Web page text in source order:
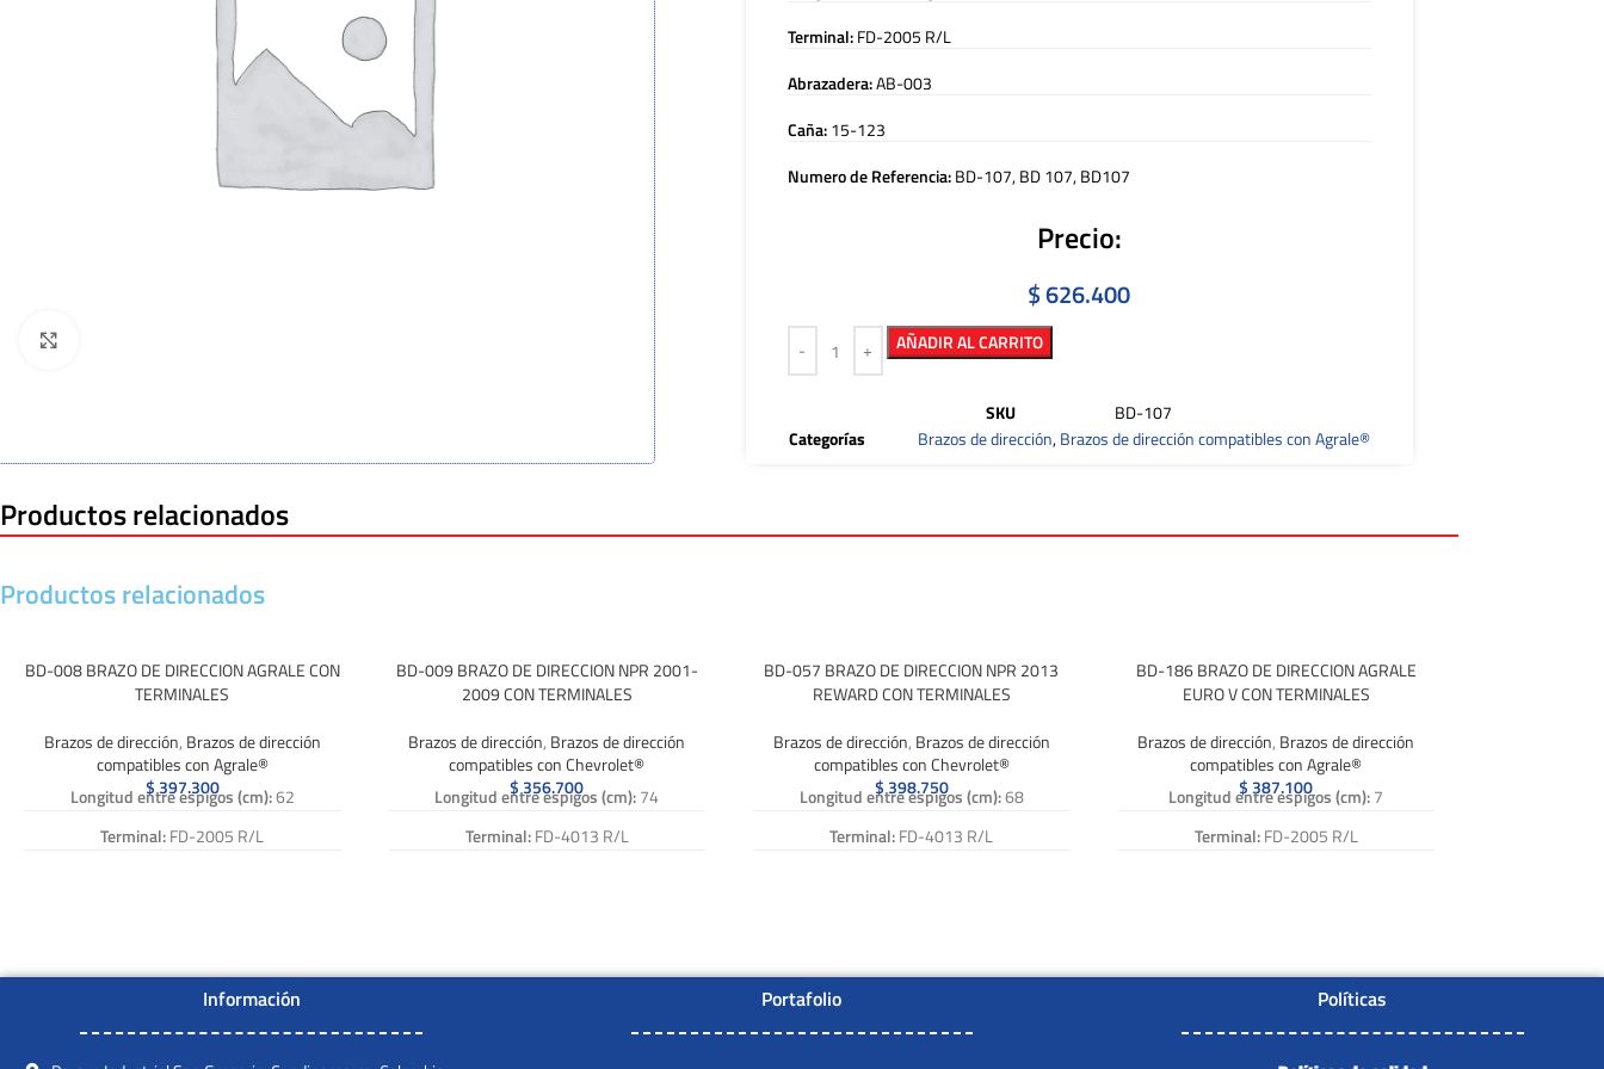
Terminal:FD-2005 R/L
Abrazadera:AB-003
Caña:15-123
Numero de Referencia:BD-107, BD 107, BD107
Precio:
$626.400
AÑADIR AL CARRITO
SKU
BD-107
Categorías
Brazos de dirección,Brazos de dirección compatibles con Agrale®
Productos relacionados
Productos relacionados
BD-008 BRAZO DE DIRECCION AGRALE CON
TERMINALES
Brazos de dirección, Brazos de dirección
compatibles con Agrale®
$397.300
Longitud entre espigos (cm):62
Terminal:FD-2005 R/L
BD008
BD-009 BRAZO DE DIRECCION NPR 2001-
2009 CON TERMINALES
Brazos de dirección, Brazos de dirección
compatibles con Chevrolet®
$356.700
Longitud entre espigos (cm):74
Terminal:FD-4013 R/L
BD009
BD-057 BRAZO DE DIRECCION NPR 2013
REWARD CON TERMINALES
Brazos de dirección, Brazos de dirección
compatibles con Chevrolet®
$398.750
Longitud entre espigos (cm):68
Terminal:FD-4013 R/L
BD057
BD-186 BRAZO DE DIRECCION AGRALE
EURO V CON TERMINALES
Brazos de dirección, Brazos de dirección
compatibles con Agrale®
$387.100
Longitud entre espigos (cm):7
Terminal:FD-2005 R/L
BD186
Información Portafolio Políticas